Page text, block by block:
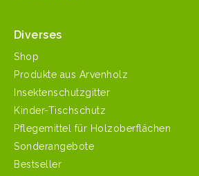
Diverses
Shop
Produkte aus Arvenholz
Insektenschutzgitter
Kinder-Tischschutz
Pflegemittel für Holzoberflächen
Sonderangebote
Bestseller